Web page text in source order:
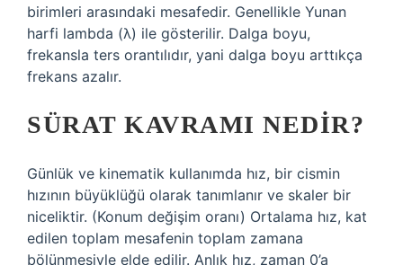
birimleri arasındaki mesafedir. Genellikle Yunan
harfi lambda (λ) ile gösterilir. Dalga boyu,
frekansla ters orantılıdır, yani dalga boyu arttıkça
frekans azalır.
SÜRAT KAVRAMI NEDIR?
Günlük ve kinematik kullanımda hız, bir cismin
hızının büyüklüğü olarak tanımlanır ve skaler bir
niceliktir. (Konum değişim oranı) Ortalama hız, kat
edilen toplam mesafenin toplam zamana
bölünmesiyle elde edilir. Anlık hız, zaman 0’a